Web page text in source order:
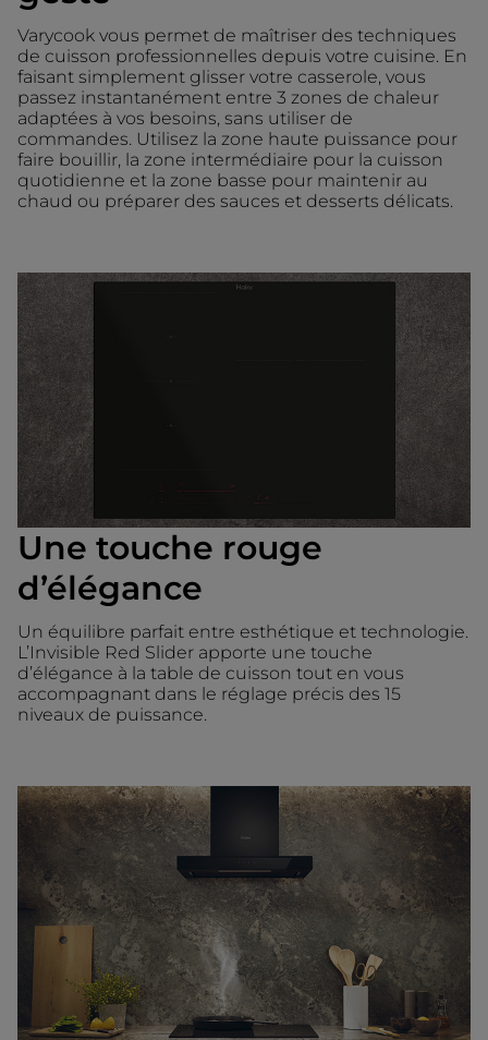
Varycook vous permet de maîtriser des techniques
de cuisson professionnelles depuis votre cuisine. En
faisant simplement glisser votre casserole, vous
passez instantanément entre 3 zones de chaleur
adaptées à vos besoins, sans utiliser de
commandes. Utilisez la zone haute puissance pour
faire bouillir, la zone intermédiaire pour la cuisson
quotidienne et la zone basse pour maintenir au
chaud ou préparer des sauces et desserts délicats.
Une touche rouge
d’élégance
Un équilibre parfait entre esthétique et technologie.
L’Invisible Red Slider apporte une touche
d’élégance à la table de cuisson tout en vous
accompagnant dans le réglage précis des 15
niveaux de puissance.